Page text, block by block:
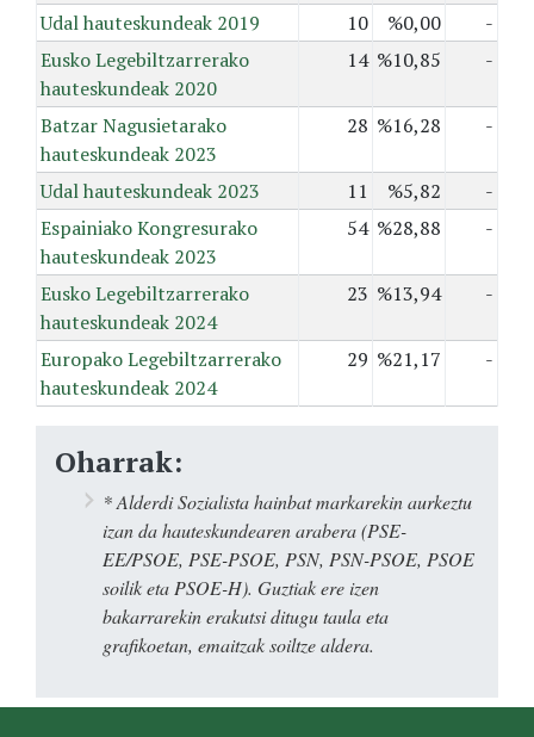
Udal hauteskundeak 2019 10 %0,00
-
Eusko Legebiltzarrerako
hauteskundeak 2020
14 %10,85 -
Batzar Nagusietarako
hauteskundeak 2023
28 %16,28 -
Udal hauteskundeak 2023 11 %5,82
-
Espainiako Kongresurako
hauteskundeak 2023
54 %28,88 -
Eusko Legebiltzarrerako
hauteskundeak 2024
23 %13,94 -
Europako Legebiltzarrerako
hauteskundeak 2024
29 %21,17 -
Oharrak:
* Alderdi Sozialista hainbat markarekin aurkeztu
izan da hauteskundearen arabera (PSE-
EE/PSOE, PSE-PSOE, PSN, PSN-PSOE, PSOE
soilik eta PSOE-H). Guztiak ere izen
bakarrarekin erakutsi ditugu taula eta
grafikoetan, emaitzak soiltze aldera.